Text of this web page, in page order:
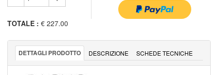
TOTALE : € 227.00
DETTAGLI PRODOTTO DESCRIZIONE SCHEDE TECNICHE